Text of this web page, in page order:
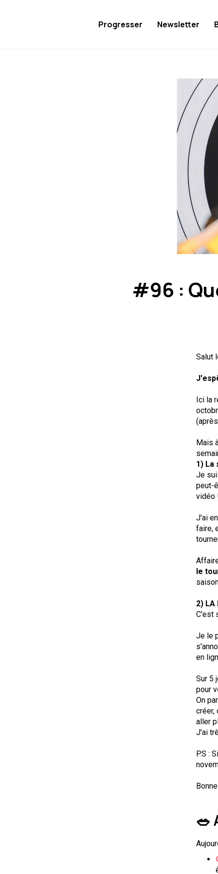
Progresser Newsletter
#96 :
Salut
Ici la
Mais
1) La
Je
peut-
vidéo
J'ai
faire,
le
2) LA
C'est
Je le
en
Sur 5
pour
On
créer,
aller
J'ai
P.S :
🥗